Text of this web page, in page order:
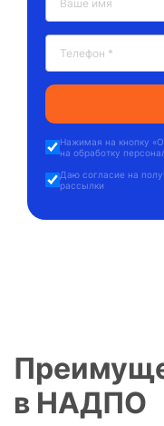
Нажимая на кнопку «
на обработку
Даю согласие на
рассылки
в НАДПО